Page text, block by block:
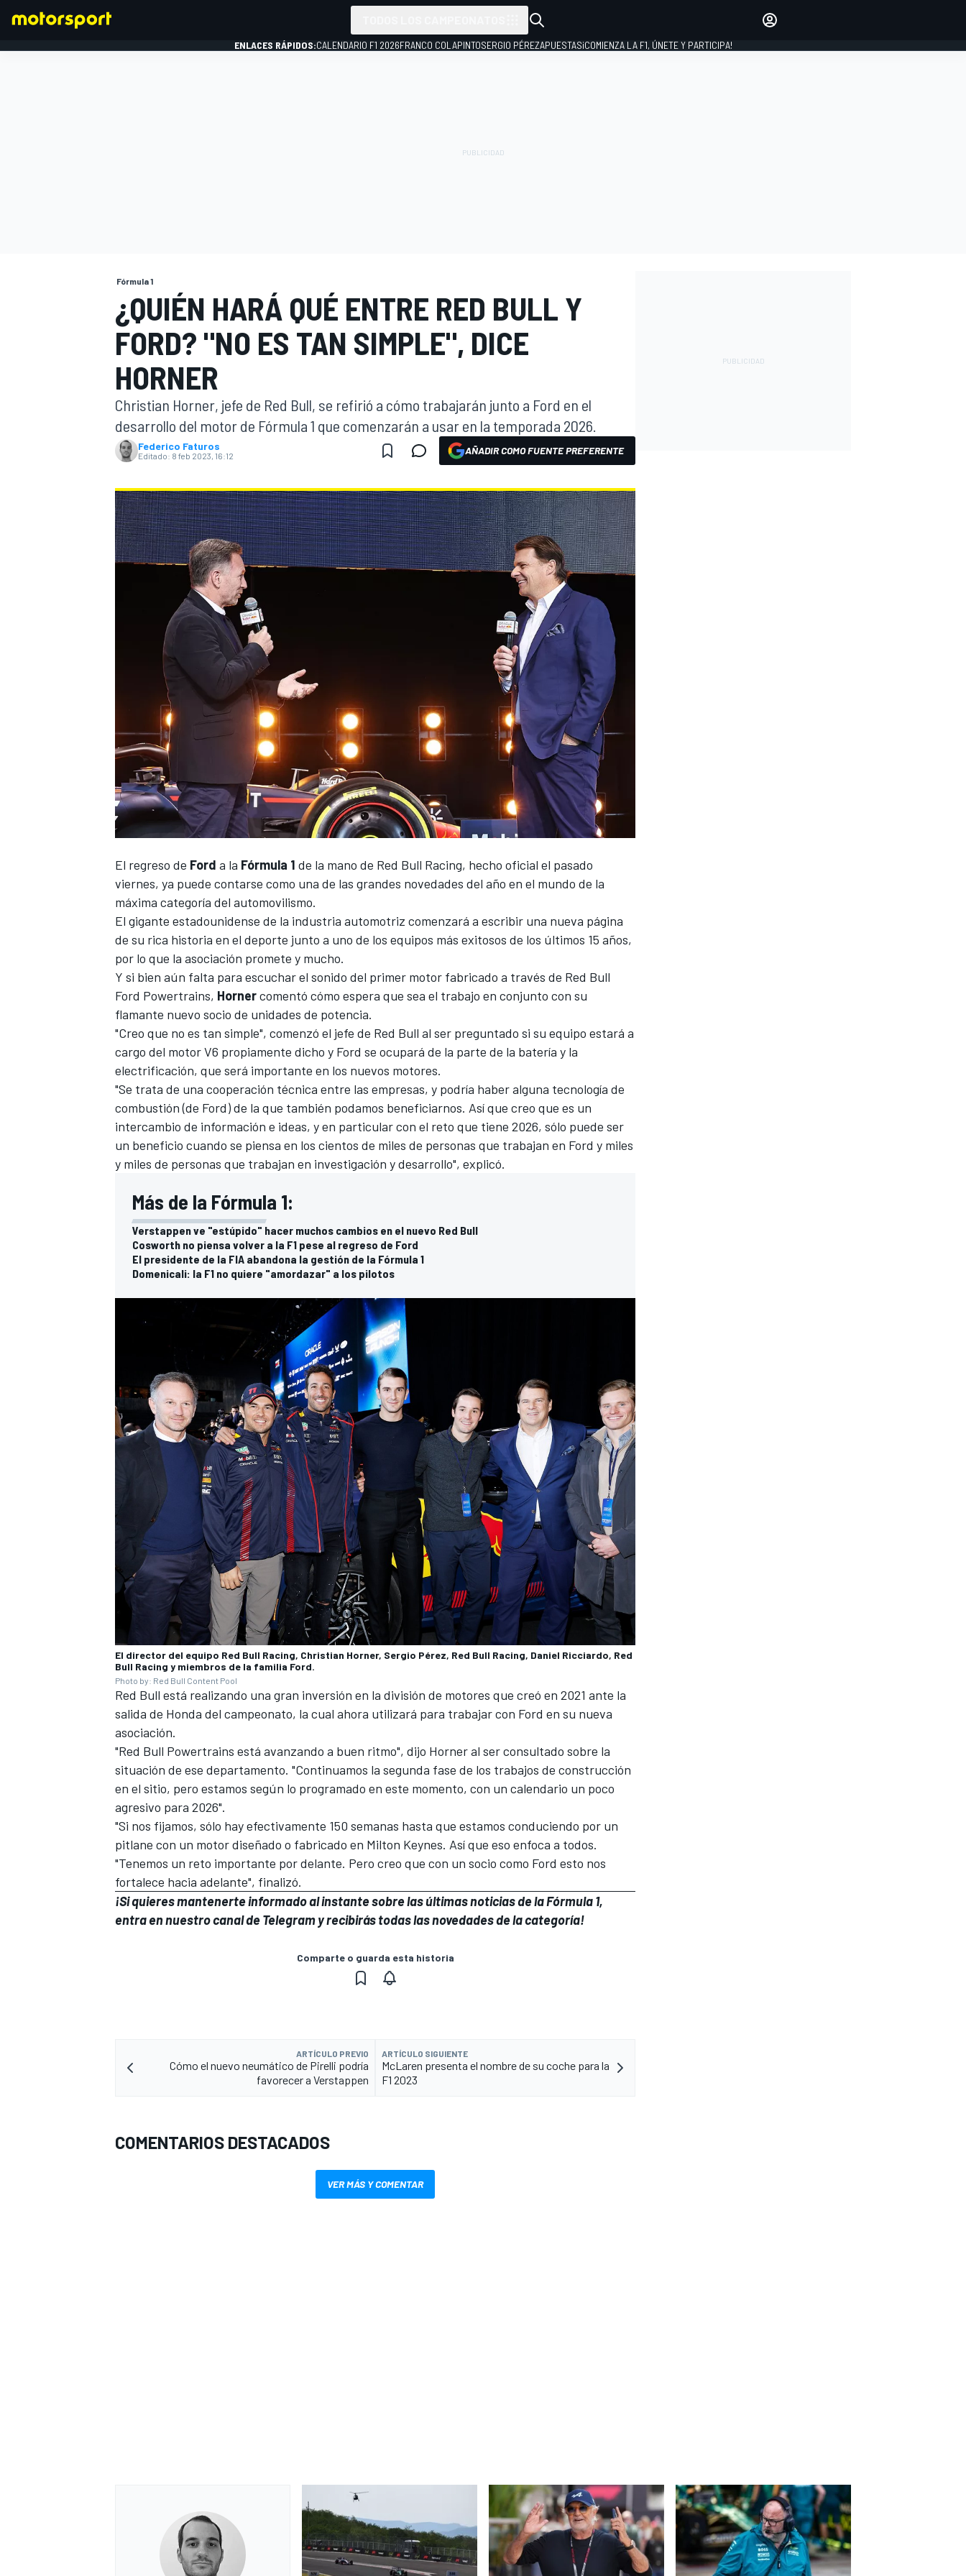
INDYCAR
MOTOGP
NASCAR CUP
FÓRMULA E
WRC
MÁS CATEGORÍAS
INICIAR SESIÓN
ENLACES RÁPIDOS:CALENDARIO F1 2026FRANCO COLAPINTOSERGIO PÉREZAPUESTAS¡COMIENZA LA F1, ÚNETE Y PARTICIPA!
Fórmula 1
¿QUIÉN HARÁ QUÉ ENTRE RED BULL Y
FORD? "NO ES TAN SIMPLE", DICE
HORNER
Christian Horner, jefe de Red Bull, se refirió a cómo trabajarán junto a Ford en el
desarrollo del motor de Fórmula 1 que comenzarán a usar en la temporada 2026.
Federico Faturos
Editado: 8 feb 2023, 16:12 AÑADIR COMO FUENTE PREFERENTE
El regreso de Ford a la Fórmula 1 de la mano de Red Bull Racing, hecho oficial el pasado
viernes, ya puede contarse como una de las grandes novedades del año en el mundo de la
máxima categoría del automovilismo.
El gigante estadounidense de la industria automotriz comenzará a escribir una nueva página
de su rica historia en el deporte junto a uno de los equipos más exitosos de los últimos 15 años,
por lo que la asociación promete y mucho.
Y si bien aún falta para escuchar el sonido del primer motor fabricado a través de Red Bull
Ford Powertrains, Hornercomentó cómo espera que sea el trabajo en conjunto con su
flamante nuevo socio de unidades de potencia.
"Creo que no es tan simple", comenzó el jefe de Red Bull al ser preguntado si su equipo estará a
cargo del motor V6 propiamente dicho y Ford se ocupará de la parte de la batería y la
electrificación, que será importante en los nuevos motores.
"Se trata de una cooperación técnica entre las empresas, y podría haber alguna tecnología de
combustión (de Ford) de la que también podamos beneficiarnos. Así que creo que es un
intercambio de información e ideas, y en particular con el reto que tiene 2026, sólo puede ser
un beneficio cuando se piensa en los cientos de miles de personas que trabajan en Ford y miles
y miles de personas que trabajan en investigación y desarrollo", explicó.
Más de la Fórmula 1:
Verstappen ve "estúpido" hacer muchos cambios en el nuevo Red Bull
Cosworth no piensa volver a la F1 pese al regreso de Ford
El presidente de la FIA abandona la gestión de la Fórmula 1
Domenicali: la F1 no quiere "amordazar" a los pilotos
El director del equipo Red Bull Racing, Christian Horner, Sergio Pérez, Red Bull Racing, Daniel Ricciardo, Red
Bull Racing y miembros de la familia Ford.
Photo by: Red Bull Content Pool
Red Bull está realizando una gran inversión en la división de motores que creó en 2021 ante la
salida de Honda del campeonato, la cual ahora utilizará para trabajar con Ford en su nueva
asociación.
"Red Bull Powertrains está avanzando a buen ritmo", dijo Horner al ser consultado sobre la
situación de ese departamento. "Continuamos la segunda fase de los trabajos de construcción
en el sitio, pero estamos según lo programado en este momento, con un calendario un poco
agresivo para 2026".
"Si nos fijamos, sólo hay efectivamente 150 semanas hasta que estamos conduciendo por un
pitlane con un motor diseñado o fabricado en Milton Keynes. Así que eso enfoca a todos.
"Tenemos un reto importante por delante. Pero creo que con un socio como Ford esto nos
fortalece hacia adelante", finalizó.
¡Si quieres mantenerte informado al instante sobre las últimas noticias de la Fórmula 1,
entra ennuestro canal de Telegramy recibirás todas las novedades de la categoría!
Comparte o guarda esta historia
ARTÍCULO PREVIO
Cómo el nuevo neumático de Pirelli podría
favorecer a Verstappen
ARTÍCULO SIGUIENTE
McLaren presenta el nombre de su coche para la
F1 2023
COMENTARIOS DESTACADOS
VER MÁS Y COMENTAR